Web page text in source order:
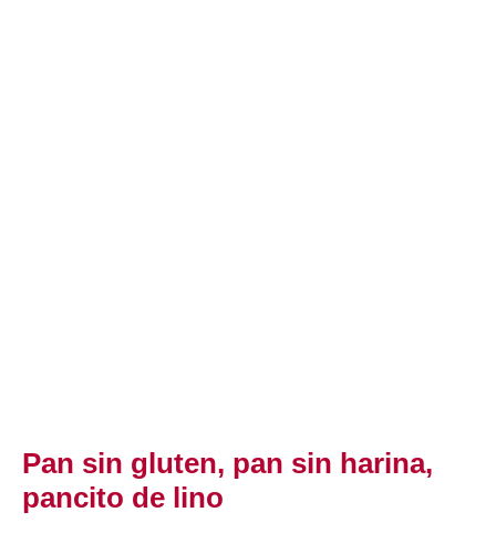
Pan sin gluten, pan sin harina,
pancito de lino